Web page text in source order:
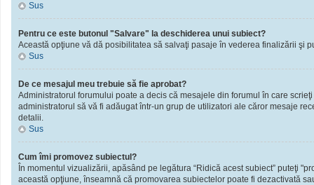
Sus
Pentru ce este butonul "Salvare" la deschiderea unui subiect?
Această opţiune vă dă posibilitatea să salvaţi pasaje în vederea finalizării şi
Sus
De ce mesajul meu trebuie să fie aprobat?
Administratorul forumului poate a decis că mesajele din forumul în care
administratorul să vă fi adăugat într-un grup de utilizatori ale căror mesaje
detalii.
Sus
Cum îmi promovez subiectul?
În momentul vizualizării, apăsând pe legătura “Ridică acest subiect” puteţi
această opţiune, înseamnă că promovarea subiectelor poate fi dezactivată